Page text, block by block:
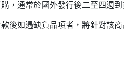
，通常於國外發行後二至四週
後如遇缺貨品項者，將針對該商